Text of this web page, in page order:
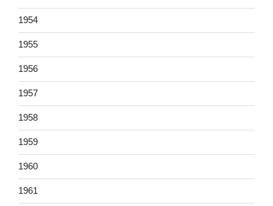
1954
1955
1956
1957
1958
1959
1960
1961